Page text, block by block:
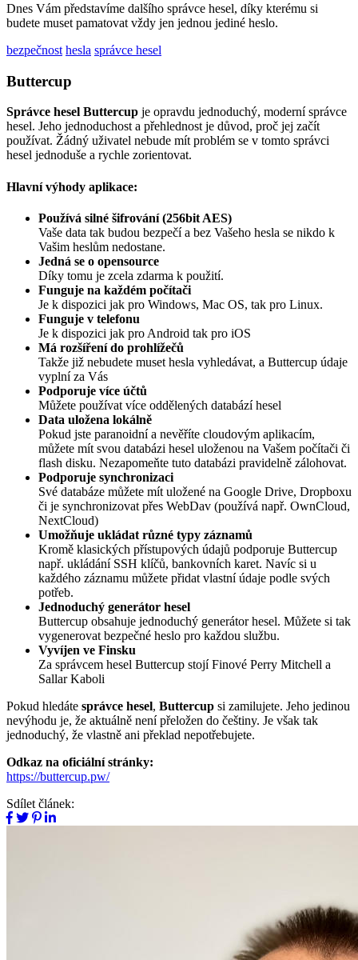
Dnes Vám představíme dalšího správce hesel, díky kterému si
budete muset pamatovat vždy jen jednou jediné heslo.
bezpečnost hesla správce hesel
Buttercup
Správce hesel Buttercup je opravdu jednoduchý, moderní správce
hesel. Jeho jednoduchost a přehlednost je důvod, proč jej začít
používat. Žádný uživatel nebude mít problém se v tomto správci
hesel jednoduše a rychle zorientovat.
Hlavní výhody aplikace:
Používá silné šifrování (256bit AES)
Vaše data tak budou bezpečí a bez Vašeho hesla se nikdo k
Vašim heslům nedostane.
Jedná se o opensource
Díky tomu je zcela zdarma k použití.
Funguje na každém počítači
Je k dispozici jak pro Windows, Mac OS, tak pro Linux.
Funguje v telefonu
Je k dispozici jak pro Android tak pro iOS
Má rozšíření do prohlížečů
Takže již nebudete muset hesla vyhledávat, a Buttercup údaje
vyplní za Vás
Podporuje více účtů
Můžete používat více oddělených databází hesel
Data uložena lokálně
Pokud jste paranoidní a nevěříte cloudovým aplikacím,
můžete mít svou databázi hesel uloženou na Vašem počítači či
flash disku. Nezapomeňte tuto databázi pravidelně zálohovat.
Podporuje synchronizaci
Své databáze můžete mít uložené na Google Drive, Dropboxu
či je synchronizovat přes WebDav (používá např. OwnCloud,
NextCloud)
Umožňuje ukládat různé typy záznamů
Kromě klasických přístupových údajů podporuje Buttercup
např. ukládání SSH klíčů, bankovních karet. Navíc si u
každého záznamu můžete přidat vlastní údaje podle svých
potřeb.
Jednoduchý generátor hesel
Buttercup obsahuje jednoduchý generátor hesel. Můžete si tak
vygenerovat bezpečné heslo pro každou službu.
Vyvíjen ve Finsku
Za správcem hesel Buttercup stojí Finové Perry Mitchell a
Sallar Kaboli
Pokud hledáte správce hesel, Buttercup si zamilujete. Jeho jedinou
nevýhodu je, že aktuálně není přeložen do češtiny. Je však tak
jednoduchý, že vlastně ani překlad nepotřebujete.
Odkaz na oficiální stránky:
https://buttercup.pw/
Sdílet článek: